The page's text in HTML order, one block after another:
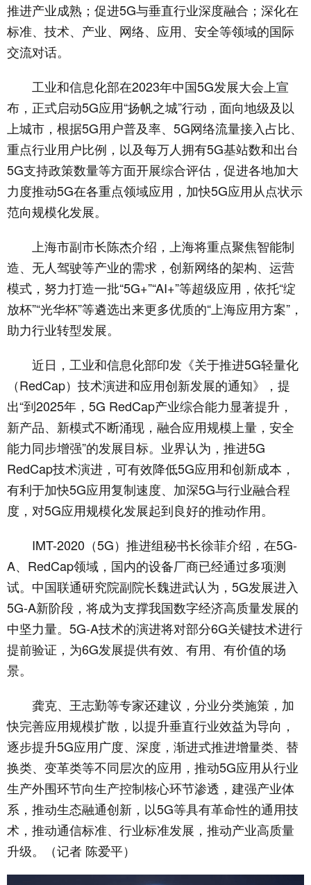
推进产业成熟；促进5G与垂直行业深度融合；深化在
标准、技术、产业、网络、应用、安全等领域的国际
交流对话。
工业和信息化部在2023年中国5G发展大会上宣
布，正式启动5G应用“扬帆之城”行动，面向地级及以
上城市，根据5G用户普及率、5G网络流量接入占比、
重点行业用户比例，以及每万人拥有5G基站数和出台
5G支持政策数量等方面开展综合评估，促进各地加大
力度推动5G在各重点领域应用，加快5G应用从点状示
范向规模化发展。
上海市副市长陈杰介绍，上海将重点聚焦智能制
造、无人驾驶等产业的需求，创新网络的架构、运营
模式，努力打造一批“5G+”“AI+”等超级应用，依托“绽
放杯”“光华杯”等遴选出来更多优质的“上海应用方案”，
助力行业转型发展。
近日，工业和信息化部印发《关于推进5G轻量化
（RedCap）技术演进和应用创新发展的通知》，提
出“到2025年，5G RedCap产业综合能力显著提升，
新产品、新模式不断涌现，融合应用规模上量，安全
能力同步增强”的发展目标。业界认为，推进5G
RedCap技术演进，可有效降低5G应用和创新成本，
有利于加快5G应用复制速度、加深5G与行业融合程
度，对5G应用规模化发展起到良好的推动作用。
IMT-2020（5G）推进组秘书长徐菲介绍，在5G-
A、RedCap领域，国内的设备厂商已经通过多项测
试。中国联通研究院副院长魏进武认为，5G发展进入
5G-A新阶段，将成为支撑我国数字经济高质量发展的
中坚力量。5G-A技术的演进将对部分6G关键技术进行
提前验证，为6G发展提供有效、有用、有价值的场
景。
龚克、王志勤等专家还建议，分业分类施策，加
快完善应用规模扩散，以提升垂直行业效益为导向，
逐步提升5G应用广度、深度，渐进式推进增量类、替
换类、变革类等不同层次的应用，推动5G应用从行业
生产外围环节向生产控制核心环节渗透，建强产业体
系，推动生态融通创新，以5G等具有革命性的通用技
术，推动通信标准、行业标准发展，推动产业高质量
升级。（记者 陈爱平）